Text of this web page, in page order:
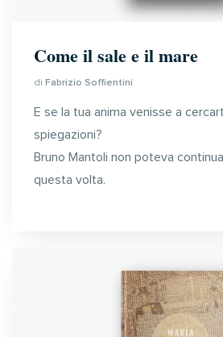
Come il sale e il mare
di Fabrizio Soffientini
E se la tua anima venisse a
spiegazioni?
Bruno Mantoli non poteva
questa volta.